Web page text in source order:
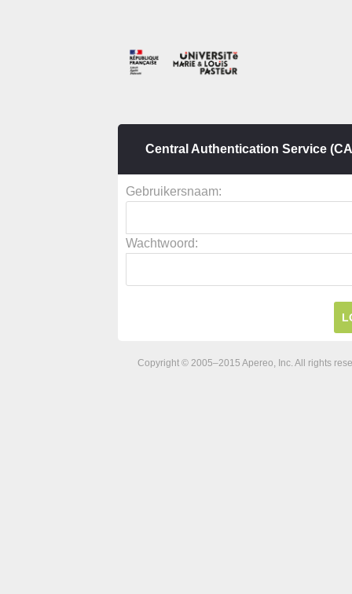
Central Authentication Service
Gebruikersnaam:
Wachtwoord:
Copyright © 2005–2015 Apereo, Inc. All rights